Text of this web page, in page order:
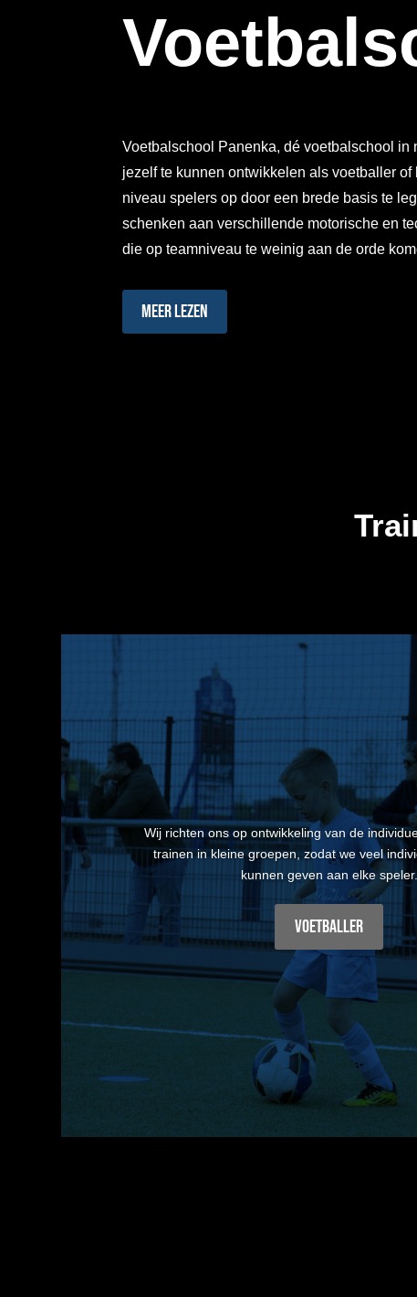
Voetbalschool Panenka, dé voetbalschool in
jezelf te kunnen ontwikkelen als voetballer
niveau spelers op door een brede basis te
schenken aan verschillende motorische en
die op teamniveau te weinig aan de orde
Meer lezen
Wij richten ons op ontwikkeling van de
trainen in kleine groepen, zodat we veel
kunnen geven aan elke speler.
Voetballer